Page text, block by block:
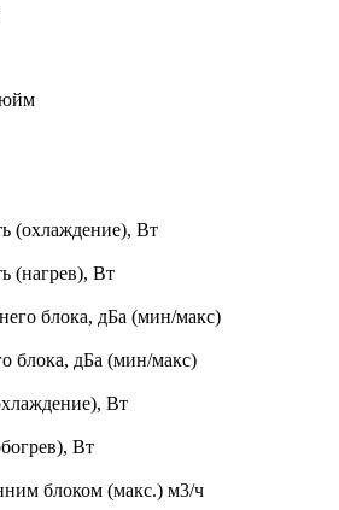
(охлаждение), Вт
(нагрев), Вт
блока, дБа (мин/макс)
блока, дБа (мин/макс)
Вт
Вт
блоком (макс.) м3/ч